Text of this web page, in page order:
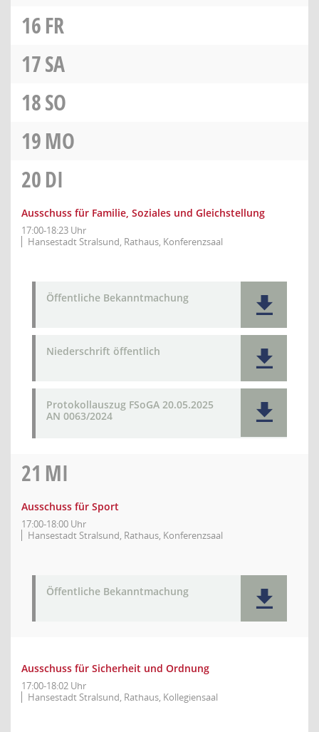
16FR
17SA
18SO
19MO
20DI
Ausschuss für Familie, Soziales und Gleichstellung
17:00-18:23 Uhr
Hansestadt Stralsund, Rathaus, Konferenzsaal
Öffentliche Bekanntmachung
Niederschrift öffentlich
Protokollauszug FSoGA 20.05.2025
AN 0063/2024
21 MI
Ausschuss für Sport
17:00-18:00 Uhr
Hansestadt Stralsund, Rathaus, Konferenzsaal
Öffentliche Bekanntmachung
Ausschuss für Sicherheit und Ordnung
17:00-18:02 Uhr
Hansestadt Stralsund, Rathaus, Kollegiensaal